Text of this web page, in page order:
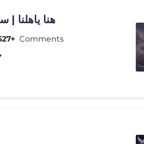
هنا ياهلنا |
Comments